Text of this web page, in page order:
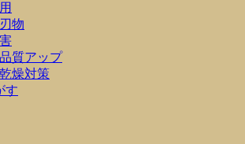
物
質アップ
燥対策
す